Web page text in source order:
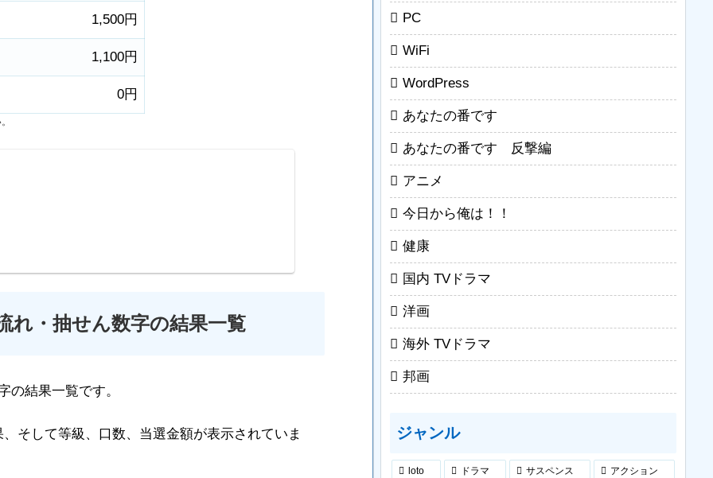
1,500円
1,100円
0円
れ・抽せん数字の結果一覧
の結果一覧です。
そして等級、口数、当選金額が表示されていま
PC
WiFi
WordPress
あなたの番です
あなたの番です 反撃編
アニメ
今日から俺は！！
健康
国内 TVドラマ
洋画
海外 TVドラマ
邦画
ジャンル
loto ドラマ サスペンス アクション